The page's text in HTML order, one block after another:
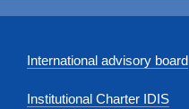
International advisory board
Institutional Charter IDIS